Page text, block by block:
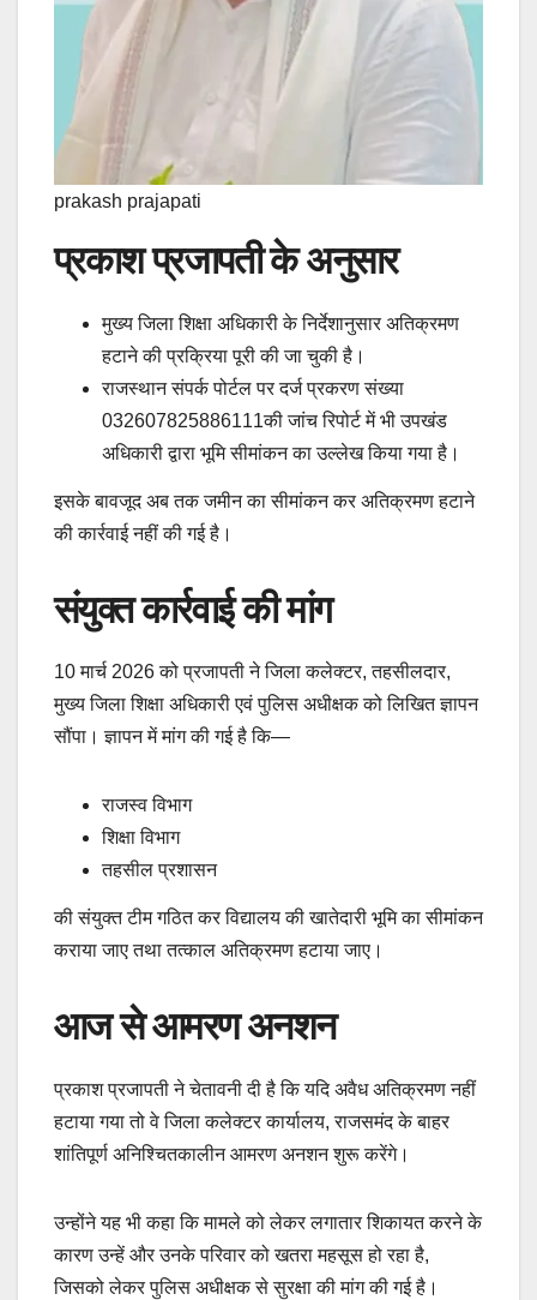
prakash prajapati
प्रकाश प्रजापती के अनुसार
मुख्य जिला शिक्षा अधिकारी के निर्देशानुसार अतिक्रमण
हटाने की प्रक्रिया पूरी की जा चुकी है।
राजस्थान संपर्क पोर्टल पर दर्ज प्रकरण संख्या
032607825886111की जांच रिपोर्ट में भी उपखंड
अधिकारी द्वारा भूमि सीमांकन का उल्लेख किया गया है।
इसके बावजूद अब तक जमीन का सीमांकन कर अतिक्रमण हटाने
की कार्रवाई नहीं की गई है।
संयुक्त कार्रवाई की मांग
10 मार्च 2026 को प्रजापती ने जिला कलेक्टर, तहसीलदार,
मुख्य जिला शिक्षा अधिकारी एवं पुलिस अधीक्षक को लिखित ज्ञापन
सौंपा। ज्ञापन में मांग की गई है कि—
राजस्व विभाग
शिक्षा विभाग
तहसील प्रशासन
की संयुक्त टीम गठित कर विद्यालय की खातेदारी भूमि का सीमांकन
कराया जाए तथा तत्काल अतिक्रमण हटाया जाए।
आज से आमरण अनशन
प्रकाश प्रजापती ने चेतावनी दी है कि यदि अवैध अतिक्रमण नहीं
हटाया गया तो वे जिला कलेक्टर कार्यालय, राजसमंद के बाहर
शांतिपूर्ण अनिश्चितकालीन आमरण अनशन शुरू करेंगे।
उन्होंने यह भी कहा कि मामले को लेकर लगातार शिकायत करने के
कारण उन्हें और उनके परिवार को खतरा महसूस हो रहा है,
जिसको लेकर पुलिस अधीक्षक से सुरक्षा की मांग की गई है।